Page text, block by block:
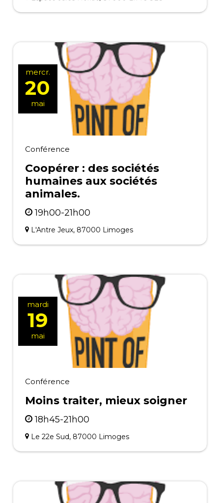
Conférence
Coopérer : des sociétés
humaines aux sociétés
animales.
19h00-21h00
L'Antre Jeux, 87000 Limoges
mercr.
20
mai
Conférence
Moins traiter, mieux soigner
18h45-21h00
Le 22e Sud, 87000 Limoges
mardi
19
mai